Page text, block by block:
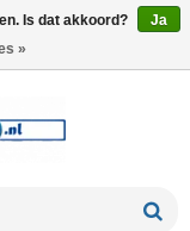
Is dat akkoord?
Ja
»